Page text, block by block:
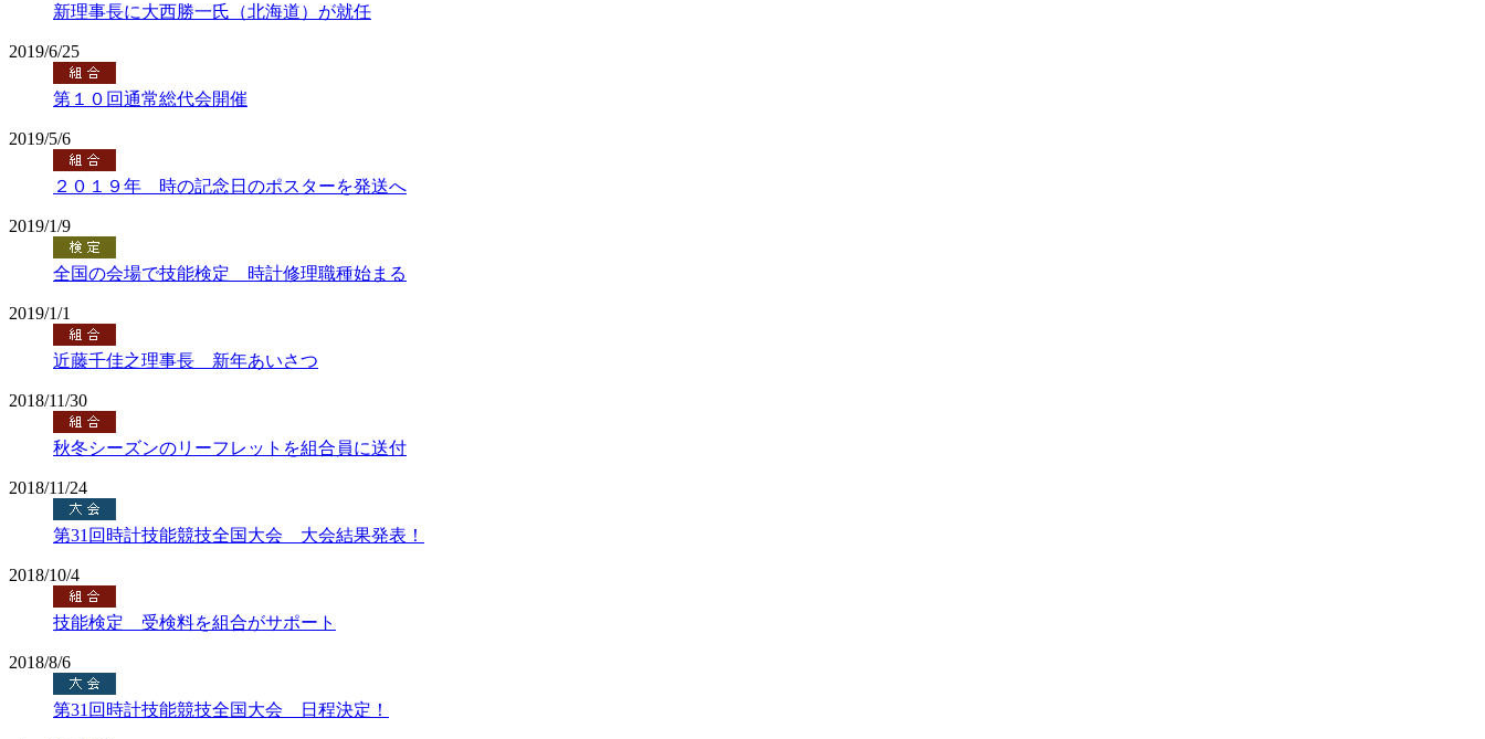
新理事長に大西勝一氏（北海道）が就任
2019/6/25
第１０回通常総代会開催
2019/5/6
２０１９年 時の記念日のポスターを発送へ
2019/1/9
全国の会場で技能検定 時計修理職種始まる
2019/1/1
近藤千佳之理事長 新年あいさつ
2018/11/30
秋冬シーズンのリーフレットを組合員に送付
2018/11/24
第31回時計技能競技全国大会 大会結果発表！
2018/10/4
技能検定 受検料を組合がサポート
2018/8/6
第31回時計技能競技全国大会 日程決定！